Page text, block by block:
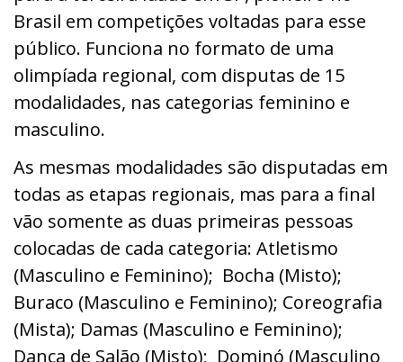
Brasil em competições voltadas para esse
público. Funciona no formato de uma
olimpíada regional, com disputas de 15
modalidades, nas categorias feminino e
masculino.
As mesmas modalidades são disputadas em
todas as etapas regionais, mas para a final
vão somente as duas primeiras pessoas
colocadas de cada categoria: Atletismo
(Masculino e Feminino); Bocha (Misto);
Buraco (Masculino e Feminino); Coreografia
(Mista); Damas (Masculino e Feminino);
Dança de Salão (Misto); Dominó (Masculino